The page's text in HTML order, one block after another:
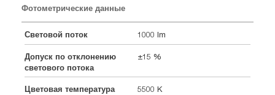
Фотометрические данные
Световой поток 1000 lm
Допуск по отклонению
светового потока
±15 %
Цветовая температура 5500 K